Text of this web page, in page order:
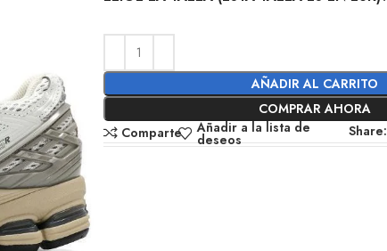
AÑADIR AL CARRITO
COMPRAR AHORA
Comparte
Añadir a la lista de
deseos Share: